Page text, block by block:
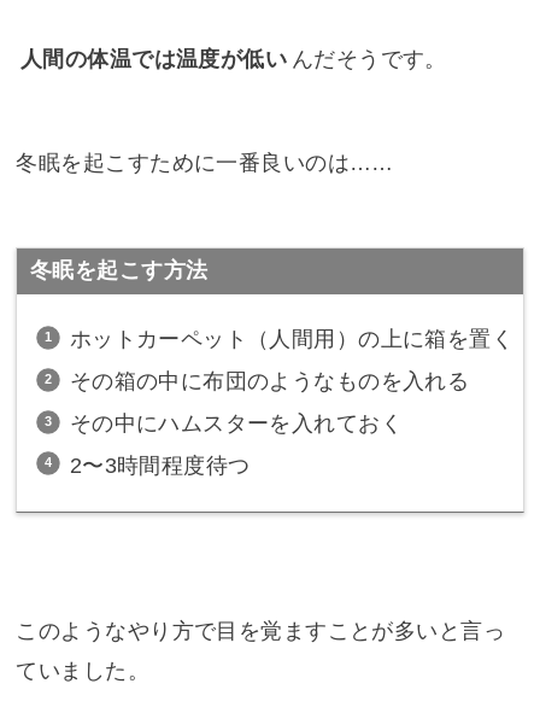
人間の体温では温度が低い んだそうです。
冬眠を起こすために一番良いのは……
冬眠を起こす方法
ホットカーペット（人間用）の上に箱を置く
その箱の中に布団のようなものを入れる
その中にハムスターを入れておく
2〜3時間程度待つ
このようなやり方で目を覚ますことが多いと言っ
ていました。